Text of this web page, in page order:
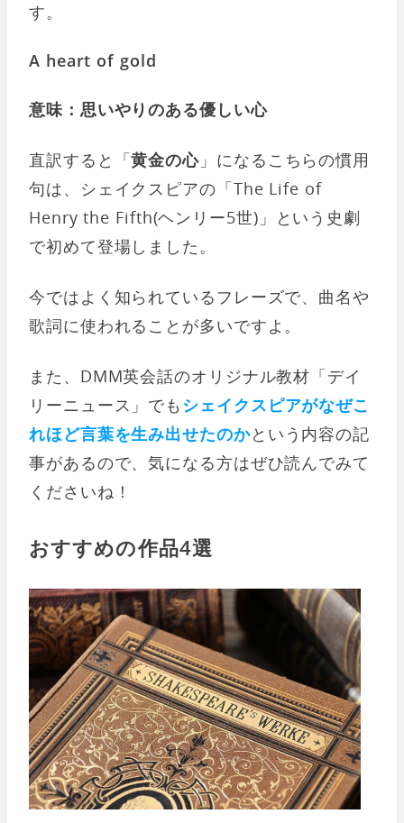
す。
A heart of gold
意味：思いやりのある優しい心
直訳すると「黄金の心 」になるこちらの慣用
句は、シェイクスピアの「The Life of
Henry the Fifth(ヘンリー5世)」という史劇
で初めて登場しました。
今ではよく知られているフレーズで、曲名や
歌詞に使われることが多いですよ。
また、DMM英会話のオリジナル教材「デイ
リーニュース」でも シェイクスピアがなぜこ
れほど言葉を生み出せたのかという内容の記
事があるので、気になる方はぜひ読んでみて
くださいね！
おすすめの作品4選